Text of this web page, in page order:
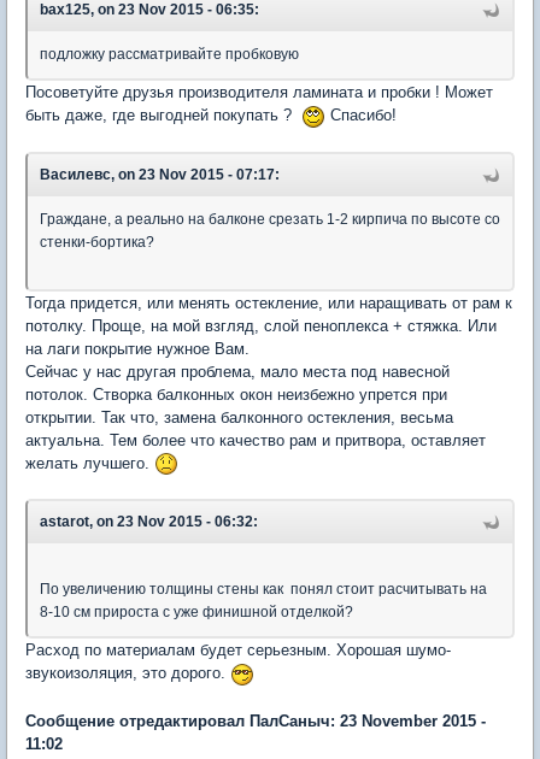
bax125, on 23 Nov 2015 - 06:35:
подложку рассматривайте пробковую
Посоветуйте друзья производителя ламината и пробки ! Может
быть даже, где выгодней покупать ?
Cпасибо!
Василевс, on 23 Nov 2015 - 07:17:
Граждане, а реально на балконе срезать 1-2 кирпича по высоте со
стенки-бортика?
Тогда придется, или менять остекление, или наращивать от рам к
потолку. Проще, на мой взгляд, слой пеноплекса + стяжка. Или
на лаги покрытие нужное Вам.
Сейчас у нас другая проблема, мало места под навесной
потолок. Створка балконных окон неизбежно упрется при
открытии. Так что, замена балконного остекления, весьма
актуальна. Тем более что качество рам и притвора, оставляет
желать лучшего.
astarot, on 23 Nov 2015 - 06:32:
По увеличению толщины стены как понял стоит расчитывать на
8-10 см прироста с уже финишной отделкой?
Расход по материалам будет серьезным. Хорошая шумо-
звукоизоляция, это дорого.
Сообщение отредактировал ПалСаныч: 23 November 2015 -
11:02